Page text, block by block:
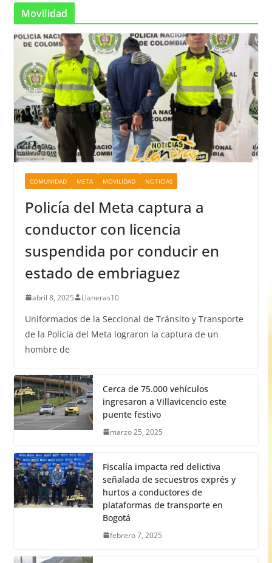
Movilidad
COMUNIDAD META MOVILIDAD NOTICIAS
Policía del Meta captura a
conductor con licencia
suspendida por conducir en
estado de embriaguez
abril 8, 2025 Llaneras10
Uniformados de la Seccional de Tránsito y Transporte
de la Policía del Meta lograron la captura de un
hombre de
Cerca de 75.000 vehículos
ingresaron a Villavicencio este
puente festivo
marzo 25, 2025
Fiscalía impacta red delictiva
señalada de secuestros exprés y
hurtos a conductores de
plataformas de transporte en
Bogotá
febrero 7, 2025